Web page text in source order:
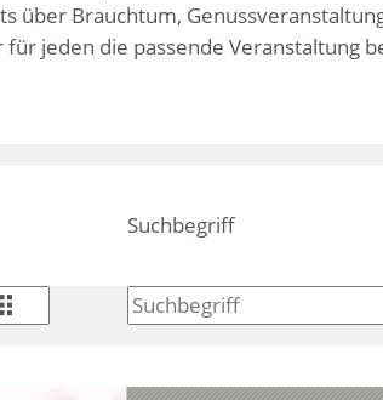
über Brauchtum,
jeden die passende Veranstaltung
Suchbegriff